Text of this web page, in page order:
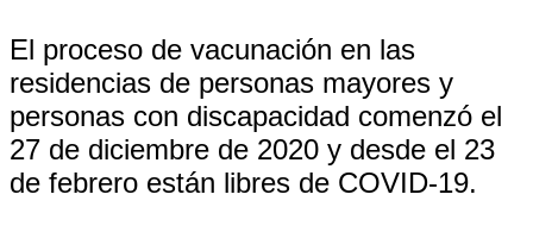
El proceso de vacunación en las
residencias de personas mayores y
personas con discapacidad comenzó el
27 de diciembre de 2020 y desde el 23
de febrero están libres de COVID-19.